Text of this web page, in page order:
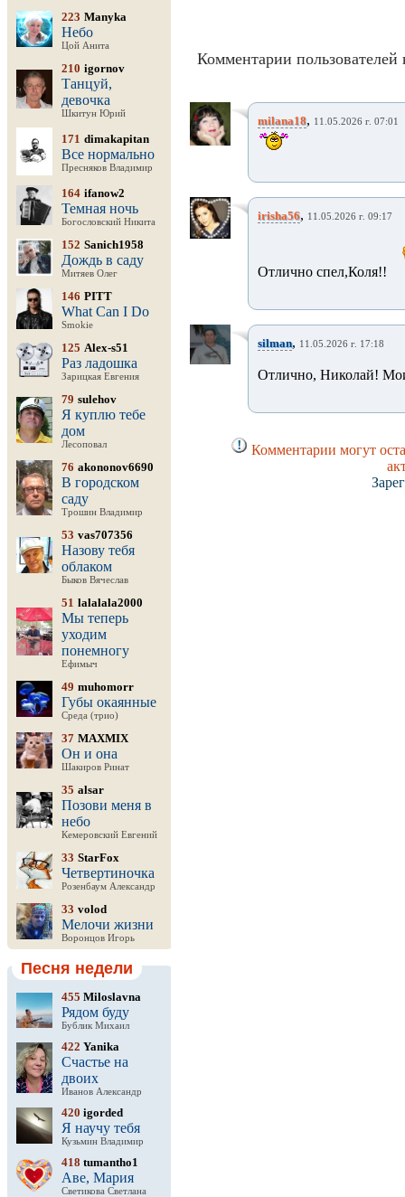
223 Manyka
Небо
Цой Анита
210 igornov
Танцуй,
девочка
Шкитун Юрий
171 dimakapitan
Все нормально
Пресняков Владимир
164 ifanow2
Темная ночь
Богословский Никита
152 Sanich1958
Дождь в саду
Митяев Олег
146 PITT
What Can I Do
Smokie
125 Alex-s51
Раз ладошка
Зарицкая Евгения
79 sulehov
Я куплю тебе
дом
Лесоповал
76 akononov6690
В городском
саду
Трошин Владимир
53 vas707356
Назову тебя
облаком
Быков Вячеслав
51 lalalala2000
Мы теперь
уходим
понемногу
Ефимыч
49 muhomorr
Губы окаянные
Среда (трио)
37 MAXMIX
Он и она
Шакиров Ринат
35 alsar
Позови меня в
небо
Кемеровский Евгений
33 StarFox
Четвертиночка
Розенбаум Александр
33 volod
Мелочи жизни
Воронцов Игорь
Песня недели
455 Miloslavna
Рядом буду
Бублик Михаил
422 Yanika
Счастье на
двоих
Иванов Александр
420 igorded
Я научу тебя
Кузьмин Владимир
418 tumantho1
Аве, Мария
Светикова Светлана
Комментарии пользователей
milana18, 11.05.2026 г. 07:01
irisha56, 11.05.2026 г. 09:17
Отлично спел,Коля!!
silman, 11.05.2026 г. 17:18
Отлично, Николай!
Комментарии могут